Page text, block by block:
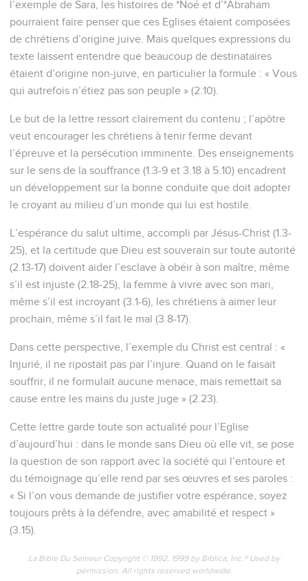
l’exemple de Sara, les histoires de *Noé et d’*Abraham
pourraient faire penser que ces Eglises étaient composées
de chrétiens d’origine juive. Mais quelques expressions du
texte laissent entendre que beaucoup de destinataires
étaient d’origine non-juive, en particulier la formule : « Vous
qui autrefois n’étiez pas son peuple » (2.10).
Le but de la lettre ressort clairement du contenu ; l’apôtre
veut encourager les chrétiens à tenir ferme devant
l’épreuve et la persécution imminente. Des enseignements
sur le sens de la souffrance (1.3-9 et 3.18 à 5.10) encadrent
un développement sur la bonne conduite que doit adopter
le croyant au milieu d’un monde qui lui est hostile.
L’espérance du salut ultime, accompli par Jésus-Christ (1.3-
25), et la certitude que Dieu est souverain sur toute autorité
(2.13-17) doivent aider l’esclave à obéir à son maître, même
s’il est injuste (2.18-25), la femme à vivre avec son mari,
même s’il est incroyant (3.1-6), les chrétiens à aimer leur
prochain, même s’il fait le mal (3.8-17).
Dans cette perspective, l’exemple du Christ est central : «
Injurié, il ne ripostait pas par l’injure. Quand on le faisait
souffrir, il ne formulait aucune menace, mais remettait sa
cause entre les mains du juste juge » (2.23).
Cette lettre garde toute son actualité pour l’Eglise
d’aujourd’hui : dans le monde sans Dieu où elle vit, se pose
la question de son rapport avec la société qui l’entoure et
du témoignage qu’elle rend par ses œuvres et ses paroles :
« Si l’on vous demande de justifier votre espérance, soyez
toujours prêts à la défendre, avec amabilité et respect »
(3.15).
La Bible Du Semeur Copyright © 1992, 1999 by Biblica, Inc.® Used by
permission. All rights reserved worldwide.